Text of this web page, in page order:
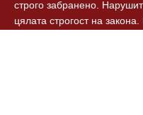
строго забранено.
цялата строгост на